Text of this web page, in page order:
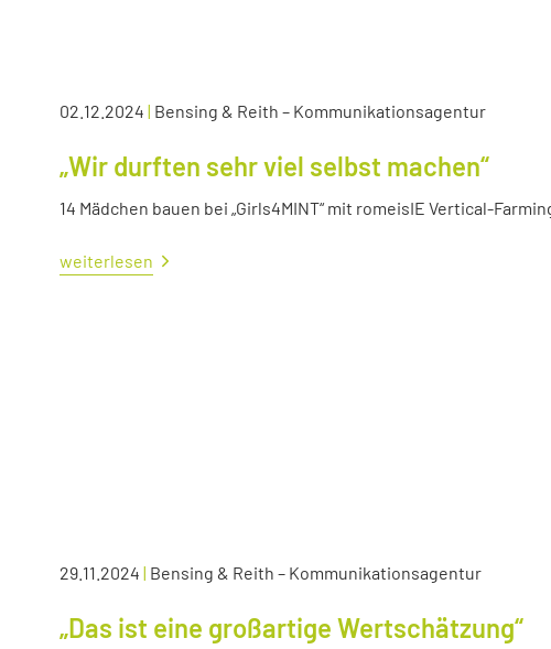
02.12.2024 | Bensing & Reith – Kommunikationsagentur
„Wir durften sehr viel selbst machen“
14 Mädchen bauen bei „Girls4MINT“ mit romeisIE Vertical-
weiterlesen
29.11.2024 | Bensing & Reith – Kommunikationsagentur
„Das ist eine großartige Wertschätzung“